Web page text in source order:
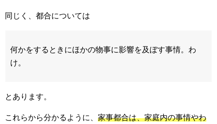
同じく、都合については
何かをするときにほかの物事に影響を及ぼす事情。わ
け。
とあります。
これらから分かるように、 家事都合は、家庭内の事情やわ